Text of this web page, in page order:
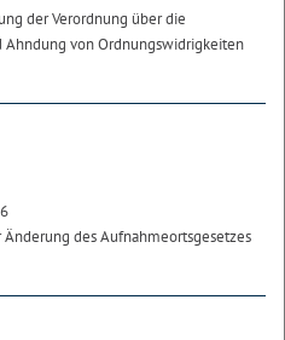
der Verordnung über die
von Ordnungswidrigkeiten
Änderung des Aufnahmeortsgesetzes